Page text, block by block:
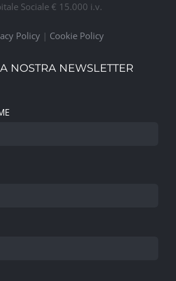
Sociale € 15.000 i.v.
Policy| Cookie Policy
NOSTRA NEWSLETTER